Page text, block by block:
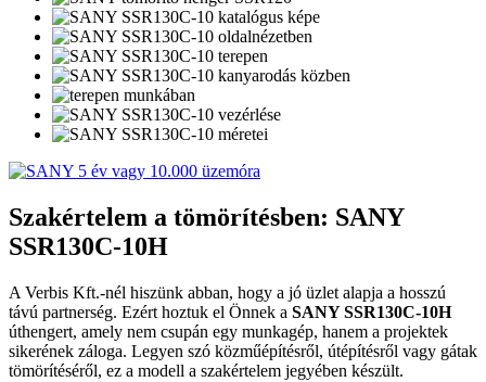
Szakértelem a tömörítésben: SANY
SSR130C-10H
A Verbis Kft.-nél hiszünk abban, hogy a jó üzlet alapja a hosszú
távú partnerség. Ezért hoztuk el Önnek a SANY SSR130C-10H
úthengert, amely nem csupán egy munkagép, hanem a projektek
sikerének záloga. Legyen szó közműépítésről, útépítésről vagy gátak
tömörítéséről, ez a modell a szakértelem jegyében készült.